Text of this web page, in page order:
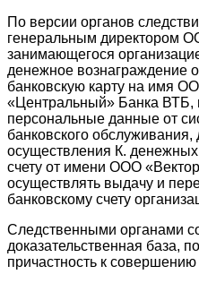
По версии органов
генеральным директором
занимающегося
денежное вознаграждение
банковскую карту на имя
«Центральный» Банка ВТБ,
персональные данные от
банковского
осуществления К.
счету от имени ООО
осуществлять выдачу и
банковскому счету
Следственными органами
доказательственная база,
причастность к